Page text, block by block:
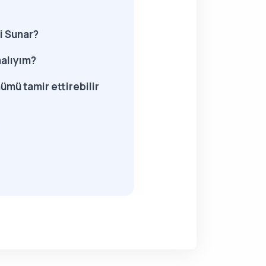
Sunar?
tamir ettirebilir